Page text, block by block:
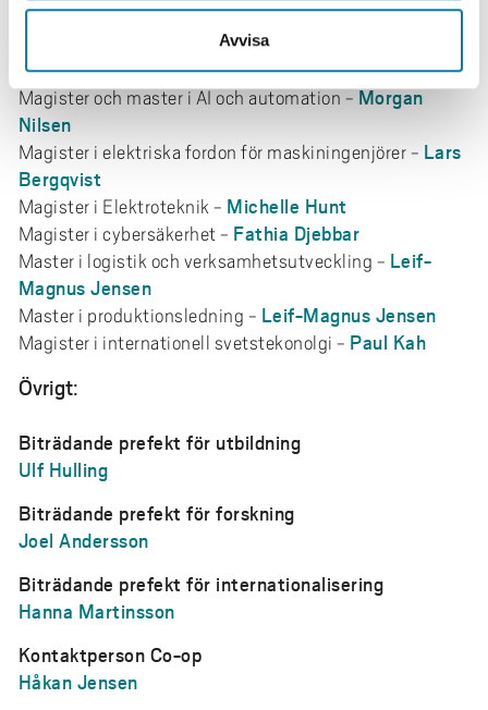
Avvisa
Appelgren
Magister och master i tillverkningsteknik -
Hanning
Magister och master i AI och automation - Morgan
Nilsen
Magister i elektriska fordon för maskiningenjörer - Lars
Bergqvist
Magister i Elektroteknik - Michelle Hunt
Magister i cybersäkerhet - Fathia Djebbar
Master i logistik och verksamhetsutveckling - Leif-
Magnus Jensen
Master i produktionsledning - Leif-Magnus Jensen
Magister i internationell svetstekonolgi - Paul Kah
Övrigt:
Biträdande prefekt för utbildning
Ulf Hulling
Biträdande prefekt för forskning
Joel Andersson
Biträdande prefekt för internationalisering
Hanna Martinsson
Kontaktperson Co-op
Håkan Jensen